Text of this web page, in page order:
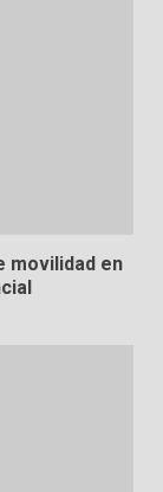
movilidad en